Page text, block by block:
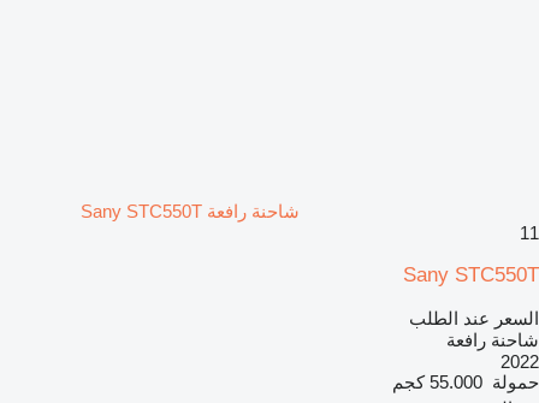
شاحنة رافعة Sany STC550T
11
Sany STC550T
السعر عند الطلب
شاحنة رافعة
2022
حمولة 55.000 كجم